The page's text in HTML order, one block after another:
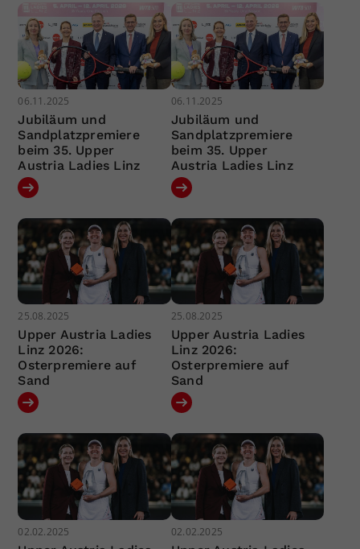
06.11.2025
Jubiläum und
Sandplatzpremiere
beim 35. Upper
Austria Ladies Linz
06.11.2025
Jubiläum und
Sandplatzpremiere
beim 35. Upper
Austria Ladies Linz
25.08.2025
Upper Austria Ladies
Linz 2026:
Osterpremiere auf
Sand
25.08.2025
Upper Austria Ladies
Linz 2026:
Osterpremiere auf
Sand
02.02.2025 02.02.2025